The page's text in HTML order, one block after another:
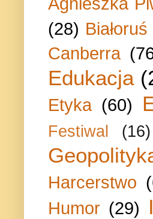
(28) Białoruś
Canberra
Edukacja
Etyka (60)
Festiwal (16)
Harcerstwo
Humor (29)